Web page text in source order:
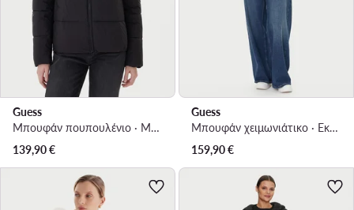
Guess
Μπουφάν πουπουλένιο · Μαύρο
139,90€
Guess
Μπουφάν χειμωνιάτικο · Εκρού
159,90€